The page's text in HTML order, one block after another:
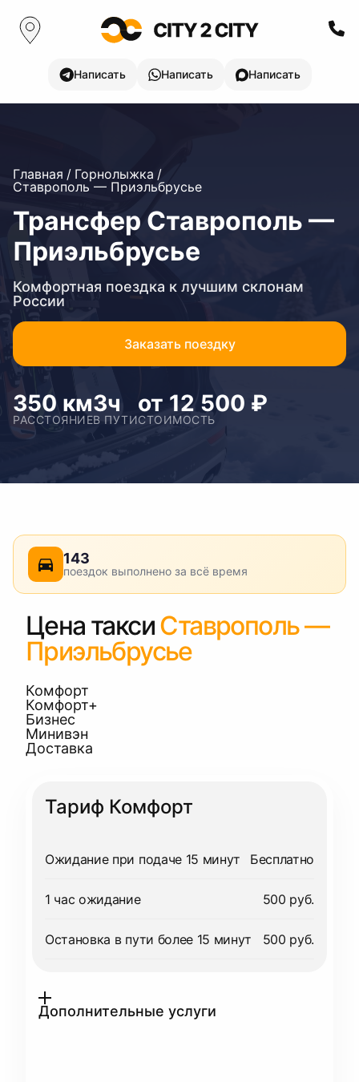
Написать Написать Написать
Главная / Горнолыжка /
Ставрополь — Приэльбрусье
Трансфер Ставрополь —
Приэльбрусье
Комфортная поездка к лучшим склонам
России
Заказать поездку
350 км
РАССТОЯНИЕ
3ч
В ПУТИ
от 12 500 ₽
СТОИМОСТЬ
143
поездок выполнено за всё время
Цена таксиСтаврополь —
Приэльбрусье
Комфорт
Комфорт+
Бизнес
Минивэн
Доставка
Тариф Комфорт
Ожидание при подаче 15 минут Бесплатно
1 час ожидание 500 руб.
Остановка в пути более 15 минут 500 руб.
Дополнительные услуги